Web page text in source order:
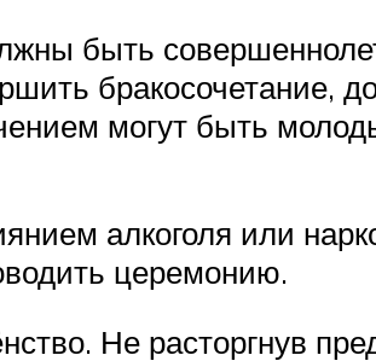
быть
бракосочетание,
могут быть
алкоголя или
церемонию.
Не расторгнув